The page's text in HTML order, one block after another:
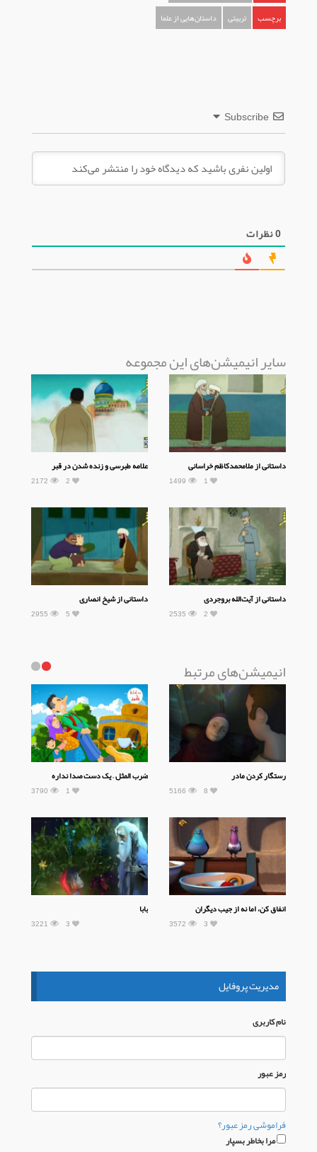
برچسب
تربیتی داستان‌هایی از علما
Subscribe
0نظرات
سایر انیمیشن‌های این مجموعه
داستانی از ملامحمدکاظم خراسانی
1499 1
علامه طبرسی و زنده شدن در قبر
2172 2
داستانی از آیت‌الله بروجردی
2535 2
داستانی از شیخ انصاری
2955 5
انیمیشن‌های مرتبط
رستگار کردن مادر
5166 8
ضرب المثل – یک دست صدا نداره
3790 1
انفاق کن، اما نه از جیب دیگران
3572 3
بابا
3221 3
مدیریت پروفایل
نام كاربری
رمز عبور
فراموشی رمز عبور؟
مرا بخاطر بسپار